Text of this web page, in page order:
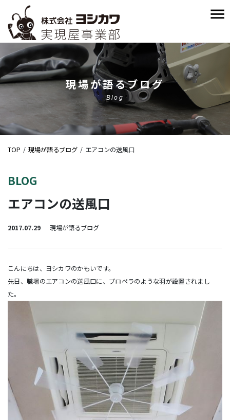
現場が語るブログ
Blog
TOP 現場が語るブログ エアコンの送風口
BLOG
エアコンの送風口
2017.07.29 現場が語るブログ
こんにちは、ヨシカワのかもいです。
先日、職場のエアコンの送風口に、プロペラのような羽が設置されまし
た。